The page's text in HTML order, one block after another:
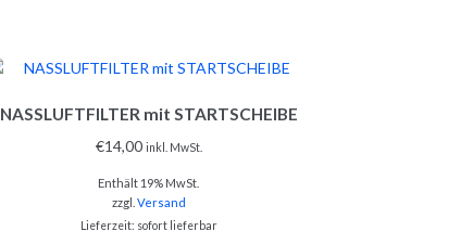
NASSLUFTFILTER mit STARTSCHEIBE
€14,00 inkl. MwSt.
Enthält 19% MwSt.
zzgl. Versand
Lieferzeit: sofort lieferbar